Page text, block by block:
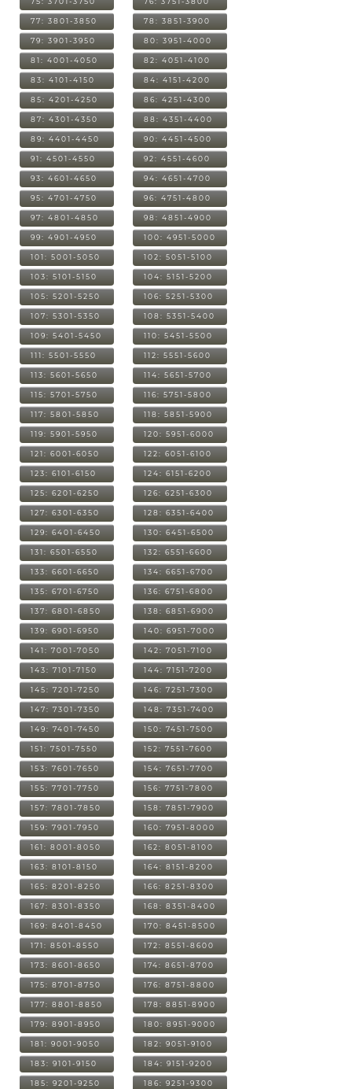
77: 3801-3850 78: 3851-3900
79: 3901-3950 80: 3951-4000
81: 4001-4050 82: 4051-4100
83: 4101-4150 84: 4151-4200
85: 4201-4250 86: 4251-4300
87: 4301-4350 88: 4351-4400
89: 4401-4450 90: 4451-4500
91: 4501-4550 92: 4551-4600
93: 4601-4650 94: 4651-4700
95: 4701-4750 96: 4751-4800
97: 4801-4850 98: 4851-4900
99: 4901-4950 100: 4951-5000
101: 5001-5050 102: 5051-5100
103: 5101-5150 104: 5151-5200
105: 5201-5250 106: 5251-5300
107: 5301-5350 108: 5351-5400
109: 5401-5450 110: 5451-5500
111: 5501-5550 112: 5551-5600
113: 5601-5650 114: 5651-5700
115: 5701-5750 116: 5751-5800
117: 5801-5850 118: 5851-5900
119: 5901-5950 120: 5951-6000
121: 6001-6050 122: 6051-6100
123: 6101-6150 124: 6151-6200
125: 6201-6250 126: 6251-6300
127: 6301-6350 128: 6351-6400
129: 6401-6450 130: 6451-6500
131: 6501-6550 132: 6551-6600
133: 6601-6650 134: 6651-6700
135: 6701-6750 136: 6751-6800
137: 6801-6850 138: 6851-6900
139: 6901-6950 140: 6951-7000
141: 7001-7050 142: 7051-7100
143: 7101-7150 144: 7151-7200
145: 7201-7250 146: 7251-7300
147: 7301-7350 148: 7351-7400
149: 7401-7450 150: 7451-7500
151: 7501-7550 152: 7551-7600
153: 7601-7650 154: 7651-7700
155: 7701-7750 156: 7751-7800
157: 7801-7850 158: 7851-7900
159: 7901-7950 160: 7951-8000
161: 8001-8050 162: 8051-8100
163: 8101-8150 164: 8151-8200
165: 8201-8250 166: 8251-8300
167: 8301-8350 168: 8351-8400
169: 8401-8450 170: 8451-8500
171: 8501-8550 172: 8551-8600
173: 8601-8650 174: 8651-8700
175: 8701-8750 176: 8751-8800
177: 8801-8850 178: 8851-8900
179: 8901-8950 180: 8951-9000
181: 9001-9050 182: 9051-9100
183: 9101-9150 184: 9151-9200
185: 9201-9250 186: 9251-9300